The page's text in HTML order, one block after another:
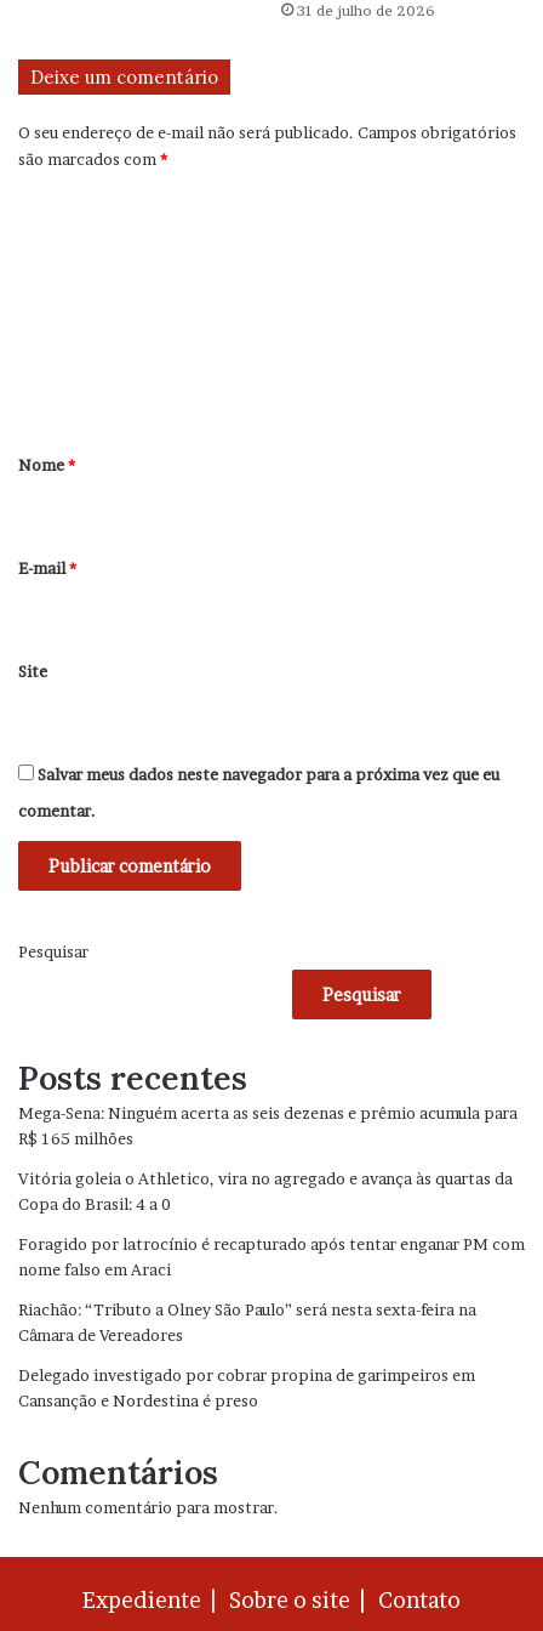
31 de julho de 2026
Deixe um comentário
O seu endereço de e-mail não será publicado. Campos obrigatórios
são marcados com*
r
*
Nome*
E-mail*
Site
Salvar meus dados neste navegador para a próxima vez que eu
comentar.
Pesquisar
Pesquisar
Posts recentes
Mega-Sena: Ninguém acerta as seis dezenas e prêmio acumula para
R$ 165 milhões
Vitória goleia o Athletico, vira no agregado e avança às quartas da
Copa do Brasil: 4 a 0
Foragido por latrocínio é recapturado após tentar enganar PM com
nome falso em Araci
Riachão: “Tributo a Olney São Paulo” será nesta sexta-feira na
Câmara de Vereadores
Delegado investigado por cobrar propina de garimpeiros em
Cansanção e Nordestina é preso
Comentários
Nenhum comentário para mostrar.
Expediente | Sobre o site | Contato